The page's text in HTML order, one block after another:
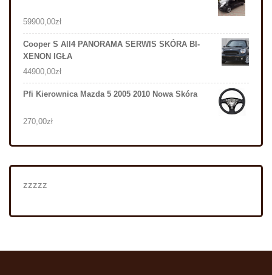
59900,00zł
Cooper S All4 PANORAMA SERWIS SKÓRA BI-
XENON IGŁA
44900,00zł
Pfi Kierownica Mazda 5 2005 2010 Nowa Skóra
270,00zł
zzzzz